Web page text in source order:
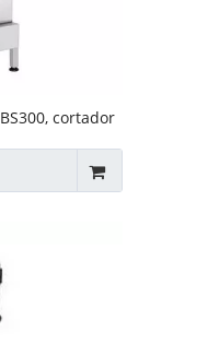
cortador